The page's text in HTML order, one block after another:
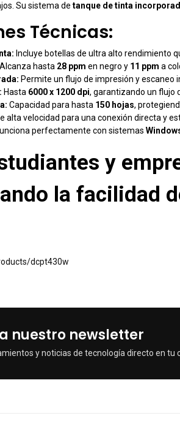
Su sistema de tanque de tinta
Técnicas:
Incluye botellas de ultra alto rendimiento
Alcanza hasta 28 ppm en negro y 11 ppm a
Permite un flujo de impresión y
Hasta 6000 x 1200 dpi, garantizando un flujo
Capacidad para hasta 150 hojas,
alta velocidad para una conexión directa y
perfectamente con sistemas
y
la facilidad
dcpt430w
nuestro newsletter
y noticias de tecnología directo en tu